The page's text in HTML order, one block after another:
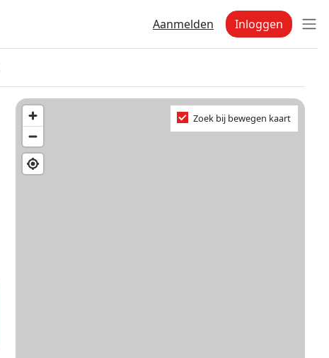
Aanmelden Inloggen
Zoek bij bewegen kaart